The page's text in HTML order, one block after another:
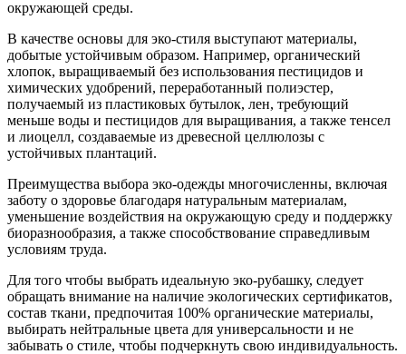
окружающей среды.
В качестве основы для эко-стиля выступают материалы,
добытые устойчивым образом. Например, органический
хлопок, выращиваемый без использования пестицидов и
химических удобрений, переработанный полиэстер,
получаемый из пластиковых бутылок, лен, требующий
меньше воды и пестицидов для выращивания, а также тенсел
и лиоцелл, создаваемые из древесной целлюлозы с
устойчивых плантаций.
Преимущества выбора эко-одежды многочисленны, включая
заботу о здоровье благодаря натуральным материалам,
уменьшение воздействия на окружающую среду и поддержку
биоразнообразия, а также способствование справедливым
условиям труда.
Для того чтобы выбрать идеальную эко-рубашку, следует
обращать внимание на наличие экологических сертификатов,
состав ткани, предпочитая 100% органические материалы,
выбирать нейтральные цвета для универсальности и не
забывать о стиле, чтобы подчеркнуть свою индивидуальность.